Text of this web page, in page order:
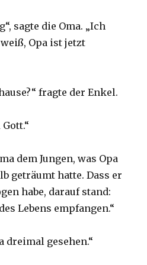
sagte die Oma. „Ich
Opa ist jetzt
fragte der Enkel.
dem Jungen, was Opa
geträumt hatte. Dass er
habe, darauf stand:
Lebens empfangen.“
dreimal gesehen.“